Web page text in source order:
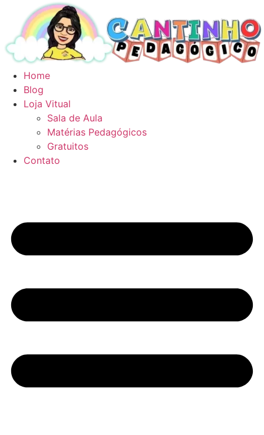
conteúdo
Home
Blog
Loja Vitual
Sala de Aula
Matérias Pedagógicos
Gratuitos
Contato